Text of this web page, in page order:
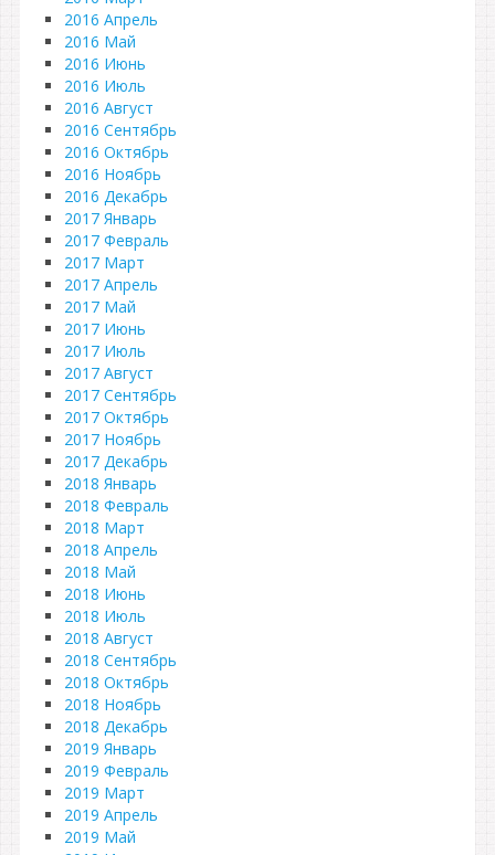
2016 Апрель
2016 Май
2016 Июнь
2016 Июль
2016 Август
2016 Сентябрь
2016 Октябрь
2016 Ноябрь
2016 Декабрь
2017 Январь
2017 Февраль
2017 Март
2017 Апрель
2017 Май
2017 Июнь
2017 Июль
2017 Август
2017 Сентябрь
2017 Октябрь
2017 Ноябрь
2017 Декабрь
2018 Январь
2018 Февраль
2018 Март
2018 Апрель
2018 Май
2018 Июнь
2018 Июль
2018 Август
2018 Сентябрь
2018 Октябрь
2018 Ноябрь
2018 Декабрь
2019 Январь
2019 Февраль
2019 Март
2019 Апрель
2019 Май